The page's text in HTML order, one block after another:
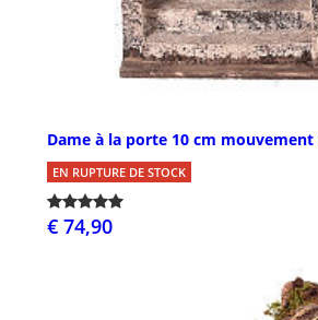
Dame à la porte 10 cm mouvement
EN RUPTURE DE STOCK
€ 74,90